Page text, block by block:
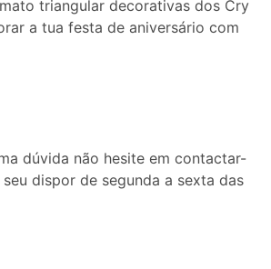
triangular decorativas dos Cry
a tua festa de aniversário com
dúvida não hesite em contactar-
dispor de segunda a sexta das